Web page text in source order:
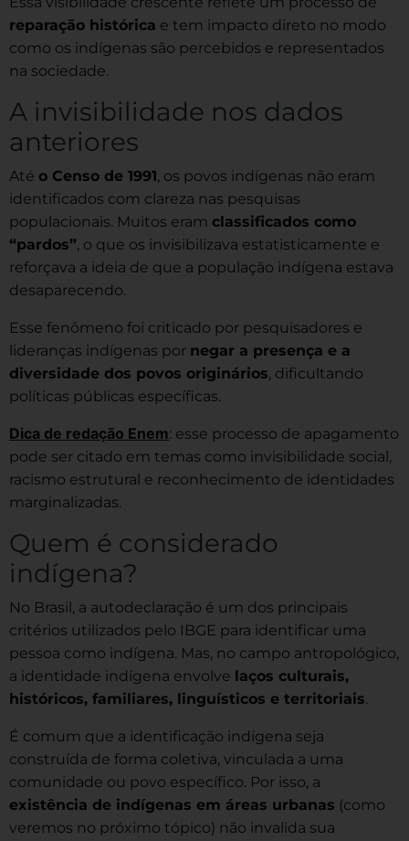
reparação histórica e tem impacto direto no modo
como os indígenas são percebidos e representados
na sociedade.
A invisibilidade nos dados
anteriores
Até o Censo de 1991, os povos indígenas não eram
identificados com clareza nas pesquisas
populacionais. Muitos eram classificados como
“pardos”, o que os invisibilizava estatisticamente e
reforçava a ideia de que a população indígena estava
desaparecendo.
Esse fenômeno foi criticado por pesquisadores e
lideranças indígenas por negar a presença e a
diversidade dos povos originários, dificultando
políticas públicas específicas.
Dica de redação Enem: esse processo de apagamento
pode ser citado em temas como invisibilidade social,
racismo estrutural e reconhecimento de identidades
marginalizadas.
Quem é considerado
indígena?
No Brasil, a autodeclaração é um dos principais
critérios utilizados pelo IBGE para identificar uma
pessoa como indígena. Mas, no campo antropológico,
a identidade indígena envolve laços culturais,
históricos, familiares, linguísticos e territoriais.
É comum que a identificação indígena seja
construída de forma coletiva, vinculada a uma
comunidade ou povo específico. Por isso, a
existência de indígenas em áreas urbanas (como
veremos no próximo tópico) não invalida sua